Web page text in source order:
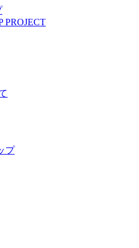
PROJECT
プ